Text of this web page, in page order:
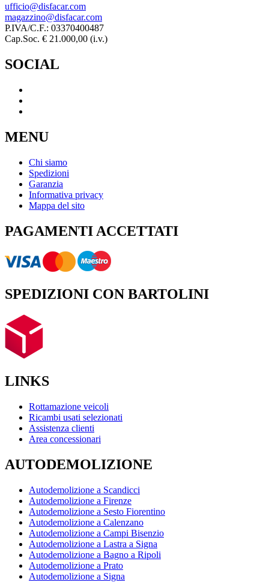
ufficio@disfacar.com
magazzino@disfacar.com
P.IVA/C.F.: 03370400487
Cap.Soc. € 21.000,00 (i.v.)
SOCIAL
MENU
Chi siamo
Spedizioni
Garanzia
Informativa privacy
Mappa del sito
PAGAMENTI ACCETTATI
SPEDIZIONI CON BARTOLINI
LINKS
Rottamazione veicoli
Ricambi usati selezionati
Assistenza clienti
Area concessionari
AUTODEMOLIZIONE
Autodemolizione a Scandicci
Autodemolizione a Firenze
Autodemolizione a Sesto Fiorentino
Autodemolizione a Calenzano
Autodemolizione a Campi Bisenzio
Autodemolizione a Lastra a Signa
Autodemolizione a Bagno a Ripoli
Autodemolizione a Prato
Autodemolizione a Signa